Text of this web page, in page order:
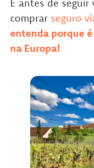
E antes de seguir
comprar seguro
entenda porque
na Europa!